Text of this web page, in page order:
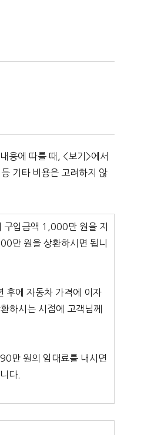
용에 따를 때, <보기>에서
기타 비용은 고려하지 않
구입금액 1,000만 원을 지
만 원을 상환하시면 됩니
후에 자동차 가격에 이자
하시는 시점에 고객님께
만 원의 임대료를 내시면
다.